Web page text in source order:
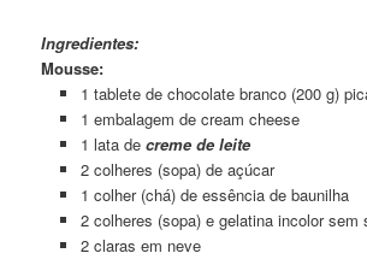
Ingredientes:
Mousse:
1 tablete de chocolate branco (200 g)
1 embalagem de cream cheese
1 lata de creme de leite
2 colheres (sopa) de açúcar
1 colher (chá) de essência de baunilha
2 colheres (sopa) e gelatina incolor sem
2 claras em neve